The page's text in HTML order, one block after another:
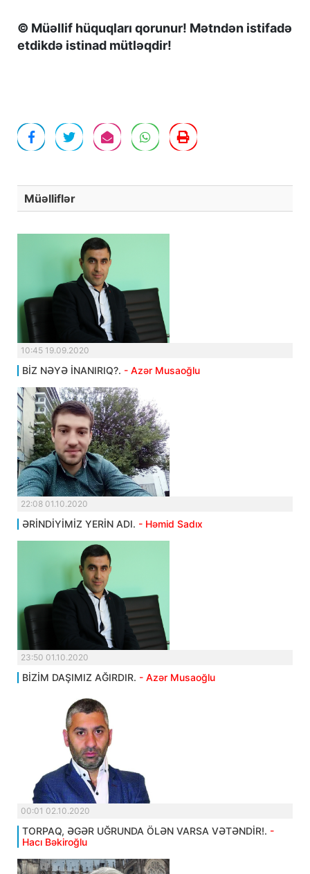
© Müəllif hüquqları qorunur! Mətndən istifadə
etdikdə istinad mütləqdir!
Müəlliflər
10:45 19.09.2020
BİZ NƏYƏ İNANIRIQ?. - Azər Musaoğlu
22:08 01.10.2020
ƏRİNDİYİMİZ YERİN ADI. - Həmid Sadıx
23:50 01.10.2020
BİZİM DAŞIMIZ AĞIRDIR. - Azər Musaoğlu
00:01 02.10.2020
TORPAQ, ƏGƏR UĞRUNDA ÖLƏN VARSA VƏTƏNDİR!. -
Hacı Bəkiroğlu